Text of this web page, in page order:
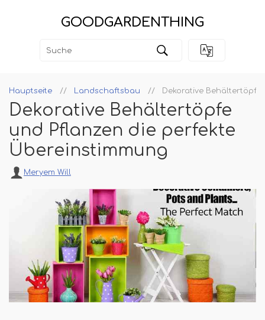
GOODGARDENTHING
Hauptseite Landschaftsbau Dekorative
Dekorative Behältertöpfe
und Pflanzen die perfekte
Übereinstimmung
Meryem Will